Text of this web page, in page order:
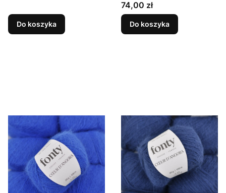
Do koszyka
Cena
74,00 zł
Do koszyka